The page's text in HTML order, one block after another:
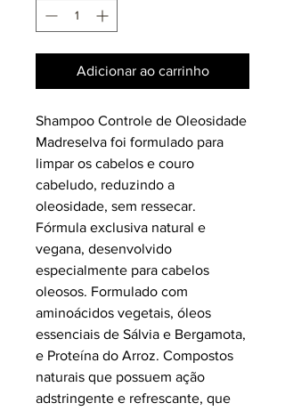
Adicionar ao carrinho
Shampoo Controle de Oleosidade
Madreselva foi formulado para
limpar os cabelos e couro
cabeludo, reduzindo a
oleosidade, sem ressecar.
Fórmula exclusiva natural e
vegana, desenvolvido
especialmente para cabelos
oleosos. Formulado com
aminoácidos vegetais, óleos
essenciais de Sálvia e Bergamota,
e Proteína do Arroz. Compostos
naturais que possuem ação
adstringente e refrescante, que